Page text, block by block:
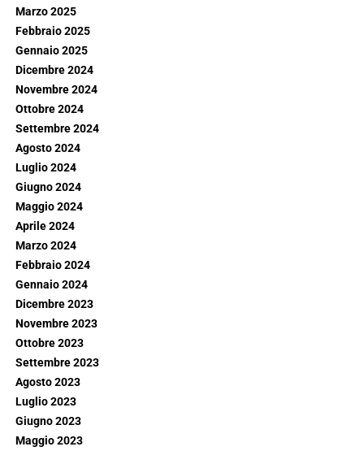
Marzo 2025
Febbraio 2025
Gennaio 2025
Dicembre 2024
Novembre 2024
Ottobre 2024
Settembre 2024
Agosto 2024
Luglio 2024
Giugno 2024
Maggio 2024
Aprile 2024
Marzo 2024
Febbraio 2024
Gennaio 2024
Dicembre 2023
Novembre 2023
Ottobre 2023
Settembre 2023
Agosto 2023
Luglio 2023
Giugno 2023
Maggio 2023